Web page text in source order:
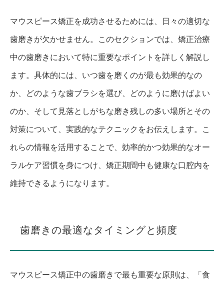
マウスピース矯正を成功させるためには、日々の適切な
歯磨きが欠かせません。このセクションでは、矯正治療
中の歯磨きにおいて特に重要なポイントを詳しく解説し
ます。具体的には、いつ歯を磨くのが最も効果的なの
か、どのような歯ブラシを選び、どのように磨けばよい
のか、そして見落としがちな磨き残しの多い場所とその
対策について、実践的なテクニックをお伝えします。こ
れらの情報を活用することで、効率的かつ効果的なオー
ラルケア習慣を身につけ、矯正期間中も健康な口腔内を
維持できるようになります。
歯磨きの最適なタイミングと頻度
マウスピース矯正中の歯磨きで最も重要な原則は、「食